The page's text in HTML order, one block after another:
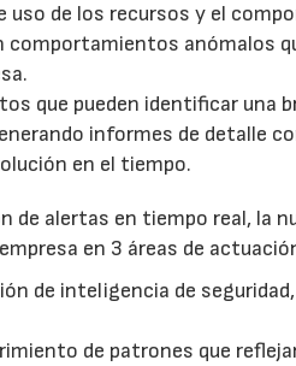
de los recursos y el
anómalos
que pueden identificar una
informes de detalle
en el tiempo.
de alertas en tiempo real, la
en 3 áreas de
de inteligencia de
de patrones que